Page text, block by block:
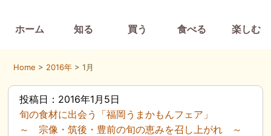
ホーム 知る 買う 食べる 楽しむ
Home > 2016年 > 1月
投稿日：2016年1月5日
旬の食材に出会う「福岡うまかもんフェア」
～ 宗像・筑後・豊前の旬の恵みを召し上がれ ～